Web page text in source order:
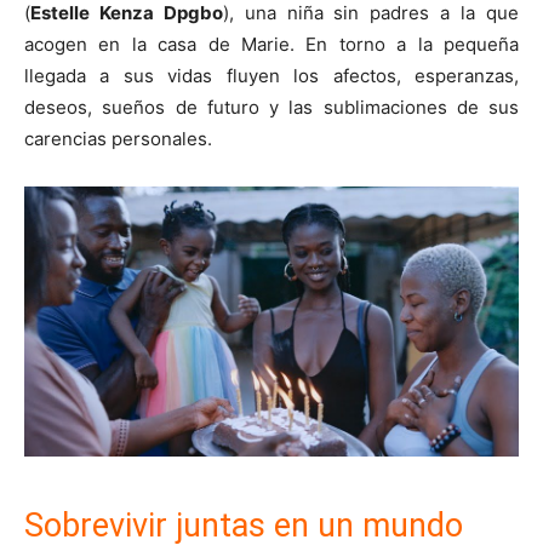
(Estelle Kenza Dpgbo), una niña sin padres a la que
acogen en la casa de Marie. En torno a la pequeña
llegada a sus vidas fluyen los afectos, esperanzas,
deseos, sueños de futuro y las sublimaciones de sus
carencias personales.
Sobrevivir juntas en un mundo